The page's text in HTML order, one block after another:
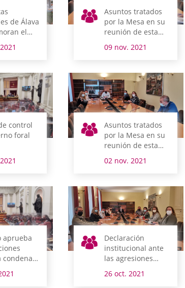
de Álava
el
Asuntos tratados
por la Mesa en su
reunión de esta
09 nov. 2021
control
foral
Asuntos tratados
por la Mesa en su
reunión de esta
02 nov. 2021
aprueba
condena
y la Ruta
Declaración
institucional ante
las agresiones
Vitoria-Gasteiz
26 oct. 2021